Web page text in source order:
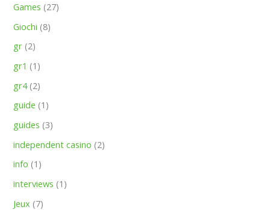
Games (27)
Giochi (8)
gr (2)
gr1 (1)
gr4(2)
guide (1)
guides (3)
independent casino (2)
info (1)
interviews (1)
Jeux (7)